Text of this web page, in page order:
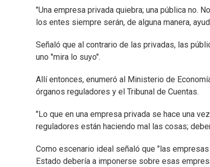
"Una empresa privada quiebra; una pública no.
los entes siempre serán, de alguna manera,
Señaló que al contrario de las privadas, las
uno "mira lo suyo".
Allí entonces, enumeró al Ministerio de
órganos reguladores y el Tribunal de Cuentas.
"Lo que en una empresa privada se hace una
reguladores están haciendo mal las cosas;
Como escenario ideal señaló que "las
Estado debería a imponerse sobre esas